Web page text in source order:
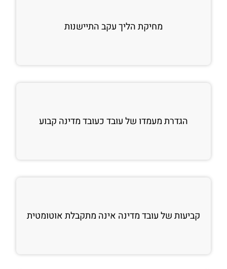
מחיקת הליך עקב התיישנות
הגדרת מעמדו של עובד כעובד מדינה קבוע
קביעות של עובד מדינה אינה מתקבלת אוטומטית